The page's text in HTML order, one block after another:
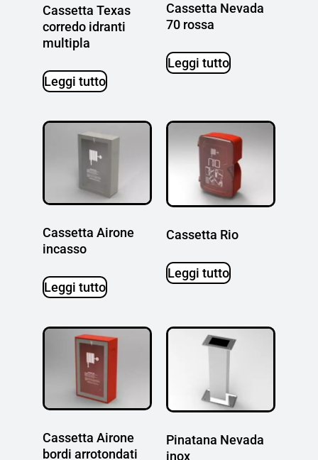
Cassetta Texas
corredo idranti
multipla
Leggi tutto
Cassetta Nevada
70 rossa
Leggi tutto
Cassetta Airone
incasso
Leggi tutto
Cassetta Rio
Leggi tutto
Cassetta Airone
bordi arrotondati
Pinatana Nevada
inox